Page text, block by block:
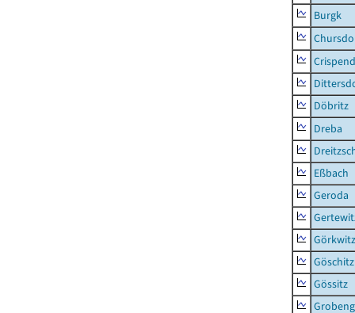
Burgk
Döbritz
Dreba
Eßbach
Geroda
Görkwitz
Göschitz
Gössitz